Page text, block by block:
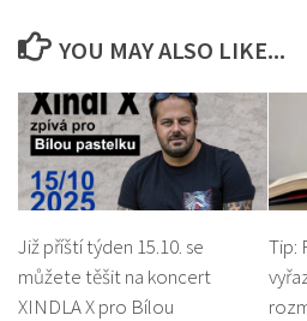
YOU MAY ALSO LIKE...
Již příští týden 15.10. se
můžete těšit na koncert
XINDLA X pro Bílou
Tip: